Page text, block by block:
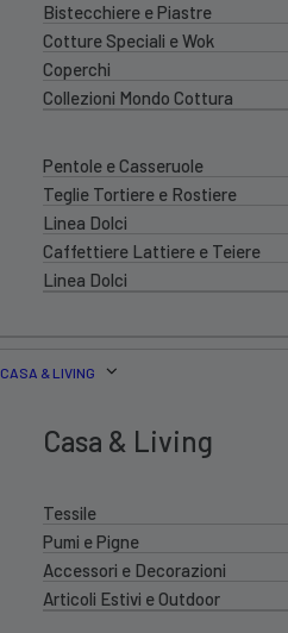
Bistecchiere e Piastre
Cotture Speciali e Wok
Coperchi
Collezioni Mondo Cottura
Pentole e Casseruole
Teglie Tortiere e Rostiere
Linea Dolci
Caffettiere Lattiere e Teiere
Linea Dolci
CASA & LIVING
Casa & Living
Tessile
Pumi e Pigne
Accessori e Decorazioni
Articoli Estivi e Outdoor